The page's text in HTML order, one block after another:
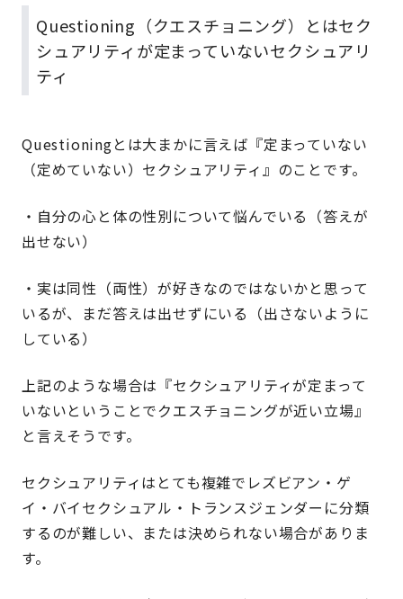
Questioning（クエスチョニング）とはセク
シュアリティが定まっていないセクシュアリ
ティ
Questioningとは大まかに言えば『定まっていない
（定めていない）セクシュアリティ』のことです。
・自分の心と体の性別について悩んでいる（答えが
出せない）
・実は同性（両性）が好きなのではないかと思って
いるが、まだ答えは出せずにいる（出さないように
している）
上記のような場合は『セクシュアリティが定まって
いないということでクエスチョニングが近い立場』
と言えそうです。
セクシュアリティはとても複雑でレズビアン・ゲ
イ・バイセクシュアル・トランスジェンダーに分類
するのが難しい、または決められない場合がありま
す。